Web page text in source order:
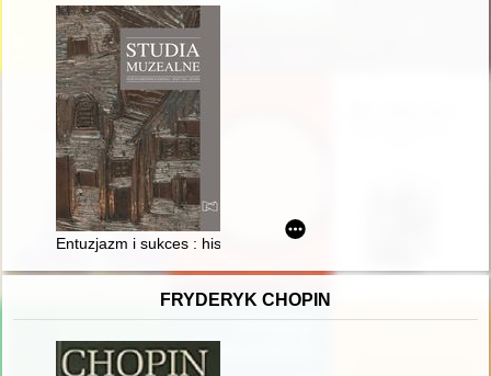
Entuzjazm i sukces : historia pokazu obrazu" Dziewica
FRYDERYK CHOPIN